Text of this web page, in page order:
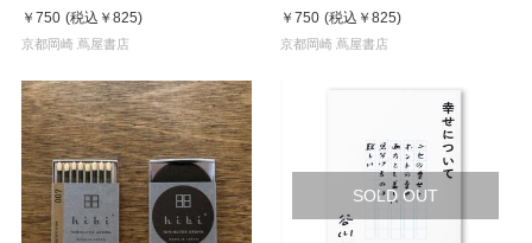
￥750 (税込 ￥825)
京都岡崎 蔦屋書店
￥750 (税込 ￥825)
京都岡崎 蔦屋書店
SOLD OUT